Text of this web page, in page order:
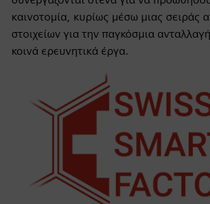
καινοτομία, κυρίως μέσω μιας σειράς
στοιχείων για την παγκόσμια
κοινά ερευνητικά έργα.